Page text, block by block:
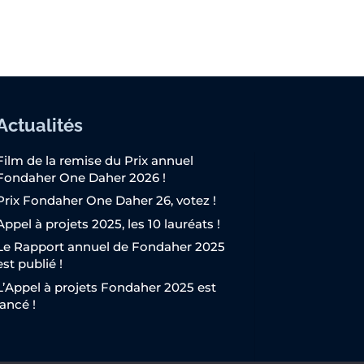
de la remise du Prix annuel
One Daher 2026 !
Fondaher One Daher 26, votez !
à projets 2025, les 10 lauréats !
Rapport annuel de Fondaher 2025
publié !
à projets Fondaher 2025 est
!